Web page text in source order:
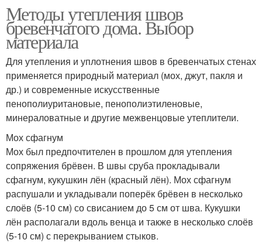
Методы утепления швов
бревенчатого дома. Выбор
материала
Для утепления и уплотнения швов в бревенчатых стенах
применяется природный материал (мох, джут, пакля и
др.) и современные искусственные
пенополиуритановые, пенополиэтиленовые,
минераловатные и другие межвенцовые утеплители.
Мох сфагнум
Мох был предпочтителен в прошлом для утепления
сопряжения брёвен. В швы сруба прокладывали
сфагнум, кукушкин лён (красный лён). Мох сфагнум
распушали и укладывали поперёк брёвен в несколько
слоёв (5-10 см) со свисанием до 5 см от шва. Кукушки
лён располагали вдоль венца и также в несколько слоёв
(5-10 см) с перекрыванием стыков.